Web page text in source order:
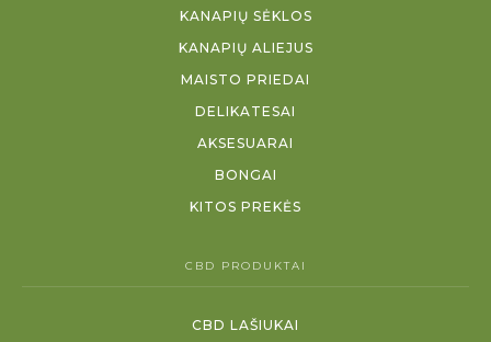
KANAPIŲ SĖKLOS
KANAPIŲ ALIEJUS
MAISTO PRIEDAI
DELIKATESAI
AKSESUARAI
BONGAI
KITOS PREKĖS
CBD PRODUKTAI
CBD LAŠIUKAI